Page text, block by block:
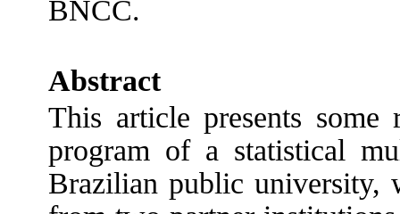
BNCC.
Abstract
This article presents
program of a statistical
Brazilian public university,